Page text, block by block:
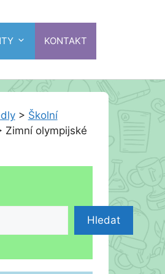
KONTAKT
> Školní
Zimní olympijské
Hledat